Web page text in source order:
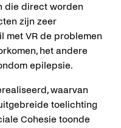
die direct worden
zijn zeer
met VR de problemen
het andere
epilepsie.
waarvan
toelichting
Cohesie toonde